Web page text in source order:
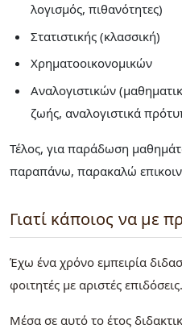
λογισμός, πιθανότητες)
Στατιστικής (κλασσική)
Χρηματοοικονομικών
Αναλογιστικών
ζωής, αναλογιστικά
Τέλος, για παράδωση
παραπάνω, παρακαλώ
Γιατί κάποιος να με
Έχω ένα χρόνο εμπειρία
φοιτητές με αριστές επιδόσεις.
Μέσα σε αυτό το έτος